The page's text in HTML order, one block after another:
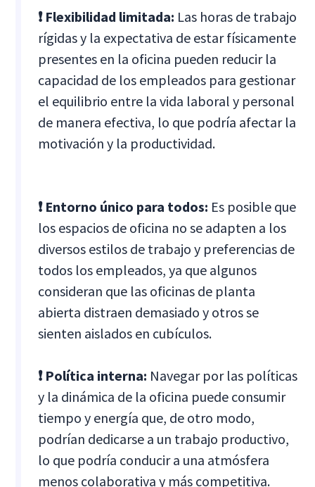
❗ Flexibilidad limitada: Las horas de trabajo
rígidas y la expectativa de estar físicamente
presentes en la oficina pueden reducir la
capacidad de los empleados para gestionar
el equilibrio entre la vida laboral y personal
de manera efectiva, lo que podría afectar la
motivación y la productividad.
❗ Entorno único para todos: Es posible que
los espacios de oficina no se adapten a los
diversos estilos de trabajo y preferencias de
todos los empleados, ya que algunos
consideran que las oficinas de planta
abierta distraen demasiado y otros se
sienten aislados en cubículos.
❗ Política interna: Navegar por las políticas
y la dinámica de la oficina puede consumir
tiempo y energía que, de otro modo,
podrían dedicarse a un trabajo productivo,
lo que podría conducir a una atmósfera
menos colaborativa y más competitiva.